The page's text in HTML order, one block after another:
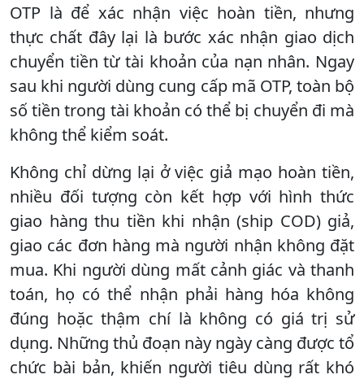
OTP là để xác nhận việc hoàn tiền, nhưng
thực chất đây lại là bước xác nhận giao dịch
chuyển tiền từ tài khoản của nạn nhân. Ngay
sau khi người dùng cung cấp mã OTP, toàn bộ
số tiền trong tài khoản có thể bị chuyển đi mà
không thể kiểm soát.
Không chỉ dừng lại ở việc giả mạo hoàn tiền,
nhiều đối tượng còn kết hợp với hình thức
giao hàng thu tiền khi nhận (ship COD) giả,
giao các đơn hàng mà người nhận không đặt
mua. Khi người dùng mất cảnh giác và thanh
toán, họ có thể nhận phải hàng hóa không
đúng hoặc thậm chí là không có giá trị sử
dụng. Những thủ đoạn này ngày càng được tổ
chức bài bản, khiến người tiêu dùng rất khó